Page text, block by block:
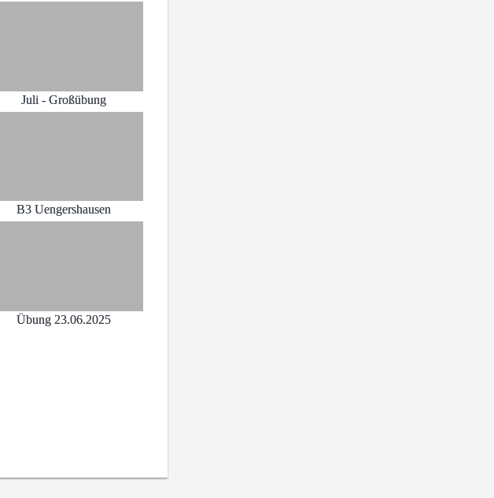
Juli - Großübung
B3 Uengershausen
Übung 23.06.2025